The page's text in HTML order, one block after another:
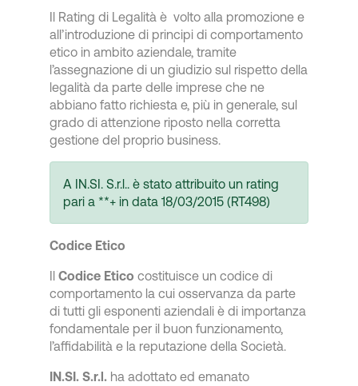
Il Rating di Legalità è volto alla promozione e
all’introduzione di principi di comportamento
etico in ambito aziendale, tramite
l’assegnazione di un giudizio sul rispetto della
legalità da parte delle imprese che ne
abbiano fatto richiesta e, più in generale, sul
grado di attenzione riposto nella corretta
gestione del proprio business.
A IN.SI. S.r.l.. è stato attribuito un rating
pari a **+ in data 18/03/2015 (RT498)
Codice Etico
Il Codice Etico costituisce un codice di
comportamento la cui osservanza da parte
di tutti gli esponenti aziendali è di importanza
fondamentale per il buon funzionamento,
l’affidabilità e la reputazione della Società.
IN.SI. S.r.l. ha adottato ed emanato